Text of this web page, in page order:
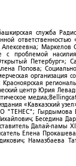
служба
ответственностью
Маркелов
с проблемой
Петербург»;
Попова;
организация
центр Юрия
«Кавказский
"ТЕНЕС"; Гырдымова
Беседина
Далай-ламы
Елена
Намазбаева